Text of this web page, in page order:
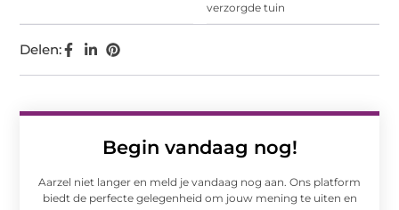
verzorgde tuin
Begin vandaag nog!
Aarzel niet langer en meld je vandaag nog aan. Ons platform
biedt de perfecte gelegenheid om jouw mening te uiten en
Delen: